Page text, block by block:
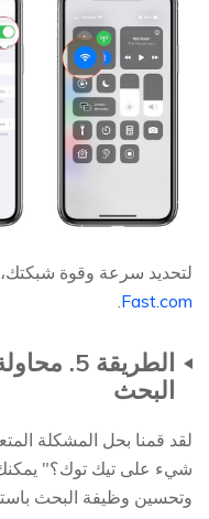
لتحديد سرعة وقوة شبكتك،
Fast.com
.
الطريقة
البحث
لقد قمنا بحل المشكلة
شيء على تيك توك؟" يمكنك
وتحسين وظيفة البحث